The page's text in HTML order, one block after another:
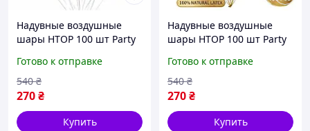
Надувные воздушные
шары HTOP 100 шт Party
оформления Дня
Рождения Праздничная
атрибутика Слоновая
кость
Готово к отправке
270₴
540 ₴
Купить
Надувные воздушные
шары HTOP 100 шт Party
оформления Дня
Рождения Праздничная
атрибутика Бежевый dax
Готово к отправке
270₴
540 ₴
Купить